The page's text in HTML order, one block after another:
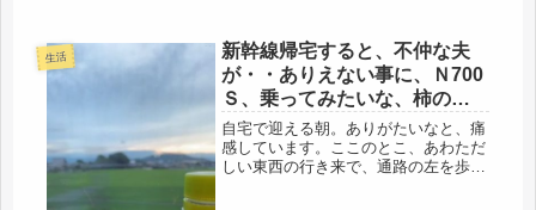
し場所探しだ。乾燥機？夫の整髪剤の
匂いが沁みついているので、アウ
ト。・...
生活
新幹線帰宅すると、不仲な夫
が・・ありえない事に、Ｎ700
Ｓ、乗ってみたいな、柿の葉
すし食べる。
自宅で迎える朝。ありがたいなと、痛
感しています。ここのとこ、あわただ
しい東西の行き来で、通路の左を歩い